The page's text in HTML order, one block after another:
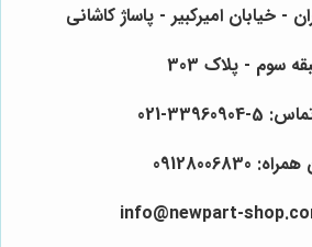
- خیابان امیرکبیر - پاساژ کاشانی
سوم - پلاک 303
021
09128006830